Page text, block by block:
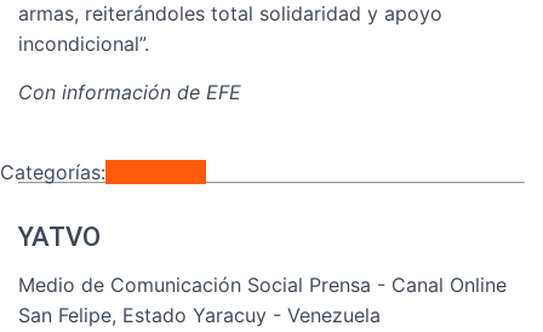
armas, reiterándoles total solidaridad y apoyo
incondicional”.
Con información de EFE
Categorías:
YATVO
Medio de Comunicación Social Prensa - Canal Online
San Felipe, Estado Yaracuy - Venezuela